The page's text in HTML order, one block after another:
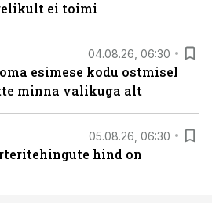
ei toimi
04.08.26, 06:30
esimese kodu ostmisel
minna valikuga alt
05.08.26, 06:30
hind on